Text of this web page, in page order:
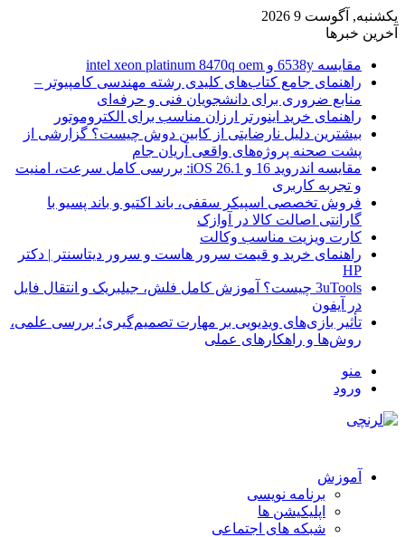
یکشنبه, آگوست 9 2026
آخرین خبرها
مقایسه 6538y و intel xeon platinum 8470q oem
راهنمای جامع کتاب‌های کلیدی رشته مهندسی کامپیوتر –
منابع ضروری برای دانشجویان فنی و حرفه‌ای
راهنمای خرید اینورتر ارزان مناسب برای الکتروموتور
بیشترین دلیل نارضایتی از کابین دوش چیست؟ گزارشی از
پشت صحنه پروژه‌های واقعی آریان جام
مقایسه اندروید 16 و iOS 26.1: بررسی کامل سرعت، امنیت
و تجربه کاربری
فروش تخصصی اسپیکر سقفی، باند اکتیو و باند پسیو با
گارانتی اصالت کالا در آوازک
کارت ویزیت مناسب وکالت
راهنمای خرید و قیمت سرور هاست و سرور دیتاسنتر | دکتر
HP
3uTools چیست؟ آموزش کامل فلش، جیلبریک و انتقال فایل
در آیفون
تأثیر بازی‌های ویدیویی بر مهارت تصمیم‌گیری؛ بررسی علمی،
روش‌ها و راهکارهای عملی
منو
ورود
آموزش
برنامه نویسی
اپلیکیشن ها
شبکه های اجتماعی